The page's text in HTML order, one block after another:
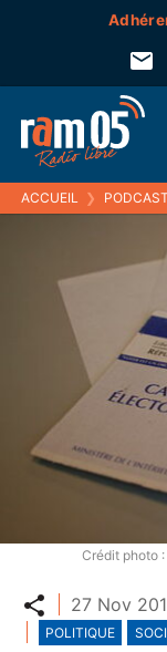
ACCUEIL ❯
Crédit photo
Partager
27 Nov
POLITIQUE